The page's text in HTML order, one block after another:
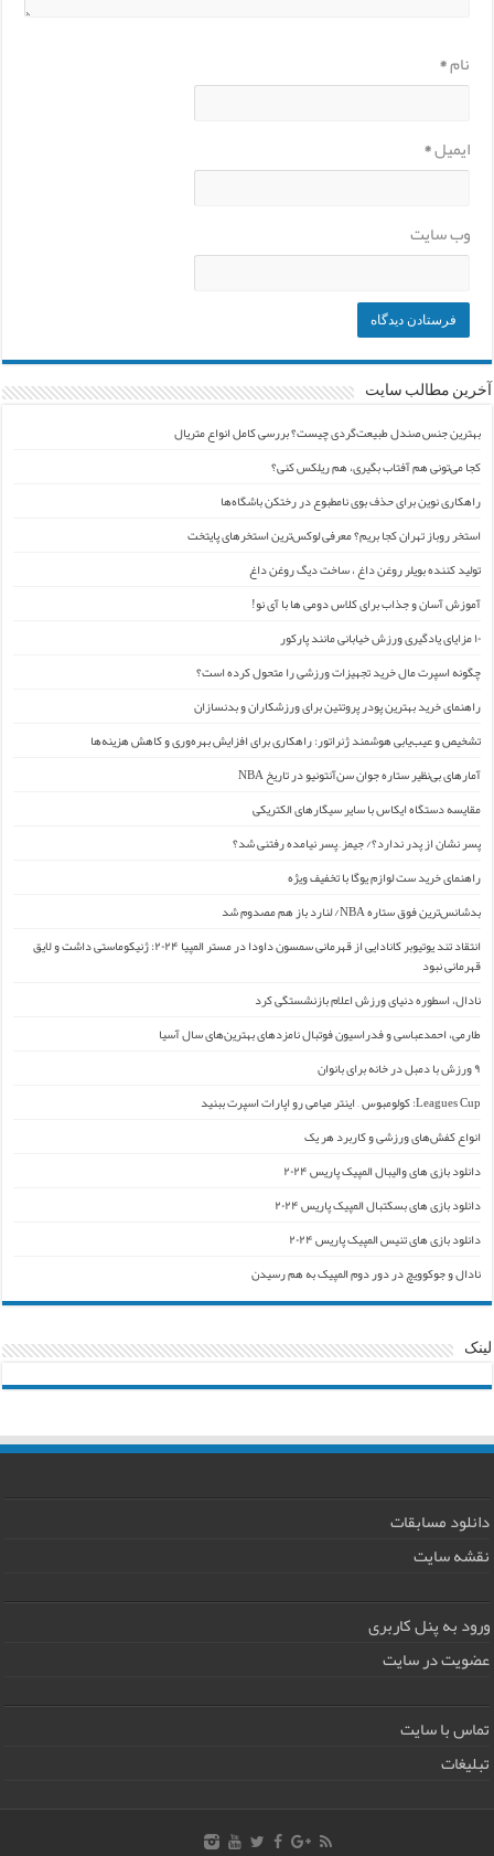
نام*
ایمیل*
وب‌ سایت
آخرین مطالب سایت
بهترین جنس صندل طبیعت‌گردی چیست؟ بررسی کامل انواع متریال
کجا می‌تونی هم آفتاب بگیری، هم ریلکس کنی؟
راهکاری نوین برای حذف بوی نامطبوع در رختکن باشگاه‌ها
استخر روباز تهران کجا بریم؟ معرفی لوکس‌ترین استخرهای پایتخت
تولید کننده بویلر روغن داغ ، ساخت دیگ روغن داغ
آموزش آسان و جذاب برای کلاس دومی ها با آی نو!
۱۰ مزایای یادگیری ورزش خیابانی مانند پارکور
چگونه اسپرت مال خرید تجهیزات ورزشی را متحول کرده است؟
راهنمای خرید بهترین پودر پروتئین برای ورزشکاران و بدنسازان
تشخیص و عیب‌یابی هوشمند ژنراتور: راهکاری برای افزایش بهره‌وری و کاهش هزینه‌ها
آمارهای بی‌نظیر ستاره جوان سن‌آنتونیو در تاریخ NBA
مقایسه دستگاه ایکاس با سایر سیگارهای الکتریکی
پسر نشان از پدر ندارد؟/ جیمز ِ پسر نیامده رفتنی شد؟
راهنمای خرید ست لوازم یوگا با تخفیف ویژه
بدشانس‌ترین فوق ستاره NBA/ لنارد باز هم مصدوم شد
انتقاد تند یوتیوبر کانادایی از قهرمانی سمسون داودا در مستر المپیا ۲۰۲۴: ژنیکوماستی داشت و لایق
قهرمانی نبود
نادال، اسطوره دنیای ورزش اعلام بازنشستگی کرد
طارمی، احمدعباسی و فدراسیون فوتبال نامزدهای بهترین‌های سال آسیا
۹ ورزش با دمبل در خانه برای بانوان
Leagues Cup: کولومبوس – اینتر میامی رو اپارات اسپرت ببنید
انواع کفش‌های ورزشی و کاربرد هر یک
دانلود بازی های والیبال المپیک پاریس ۲۰۲۴
دانلود بازی های بسکتبال المپیک پاریس ۲۰۲۴
دانلود بازی های تنیس المپیک پاریس ۲۰۲۴
نادال و جوکوویچ در دور دوم المپیک به هم رسیدن
لینک
دانلود مسابقات
نقشه سایت
ورود به پنل کاربری
عضویت در سایت
تماس با سایت
تبلیغات